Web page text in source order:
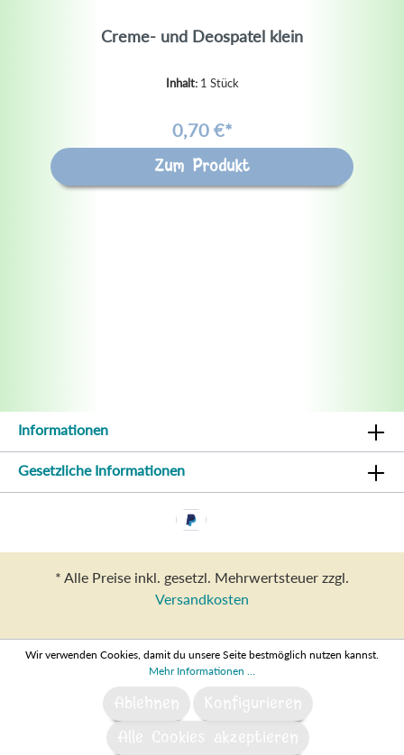
Creme- und Deospatel klein
Inhalt: 1 Stück
0,70 €*
Zum Produkt
Informationen
Gesetzliche Informationen
* Alle Preise inkl. gesetzl. Mehrwertsteuer zzgl.
Versandkosten
Wir verwenden Cookies, damit du unsere Seite bestmöglich nutzen kannst.
Mehr Informationen ...